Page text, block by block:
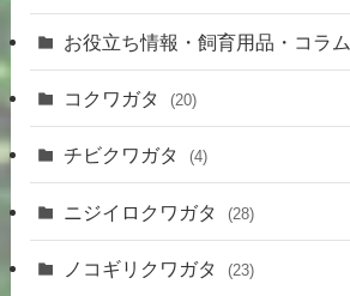
お役立ち情報・飼育用品・コラム
コクワガタ (20)
チビクワガタ (4)
ニジイロクワガタ (28)
ノコギリクワガタ (23)